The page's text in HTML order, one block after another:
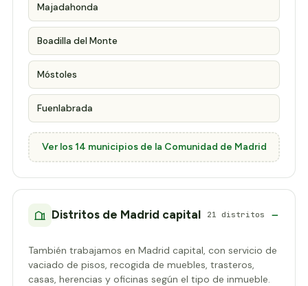
Majadahonda
Boadilla del Monte
Móstoles
Fuenlabrada
Ver los 14 municipios de la Comunidad de Madrid
Distritos de Madrid capital 21 distritos
También trabajamos en Madrid capital, con servicio de
vaciado de pisos, recogida de muebles, trasteros,
casas, herencias y oficinas según el tipo de inmueble.